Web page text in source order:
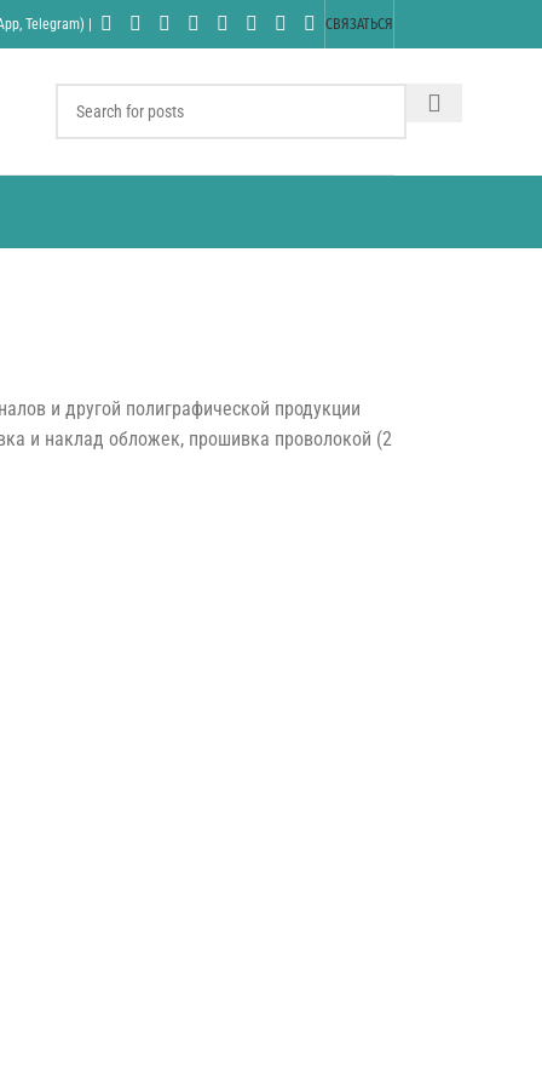
Telegram) | СВЯЗАТЬСЯ
и другой полиграфической продукции
и наклад обложек, прошивка проволокой (2